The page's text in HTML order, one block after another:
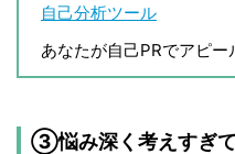
自己分析ツール
あなたが自己PRでアピー
③悩み深く考えすぎて